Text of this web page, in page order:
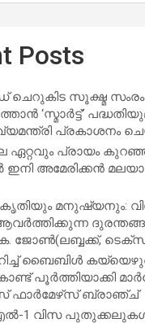
Posts
സൂക്ഷ്മ
‘സ്മാര്‍ട്ട്’
പ്രകാശനം
ഏറ്റവും പ്രായം
അമേരിക്കൻ
മനുഷ്യനും:
ജോൺ(ലബ്ബക്ക്,
ബൈബിൾ
പൂർത്തിയാക്കി
ഫാർമേഴ്‌സ് ബ്രാഞ്ച്
എൽ-1 വിസ